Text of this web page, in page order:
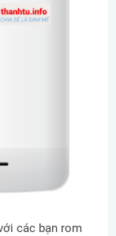
các bạn rom